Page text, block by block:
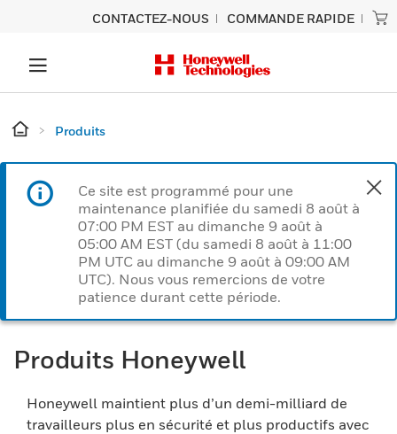
CONTACTEZ-NOUS COMMANDE RAPIDE
Produits
Ce site est programmé pour une
maintenance planifiée du samedi 8 août à
07:00 PM EST au dimanche 9 août à
05:00 AM EST (du samedi 8 août à 11:00
PM UTC au dimanche 9 août à 09:00 AM
UTC). Nous vous remercions de votre
patience durant cette période.
Produits Honeywell
Honeywell maintient plus d’un demi-milliard de
travailleurs plus en sécurité et plus productifs avec